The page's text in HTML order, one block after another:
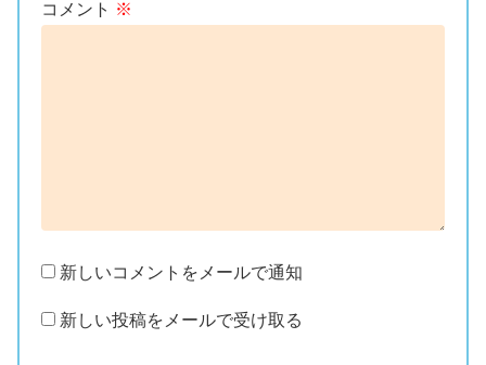
コメント ※
新しいコメントをメールで通知
新しい投稿をメールで受け取る